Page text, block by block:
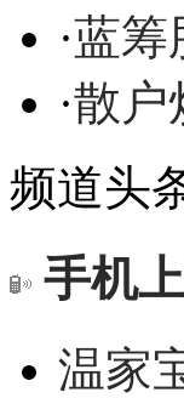
·蓝筹
·散户
频道头
手机
温家